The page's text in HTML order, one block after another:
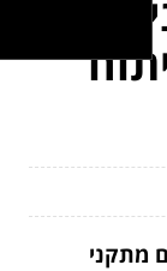
מתקני